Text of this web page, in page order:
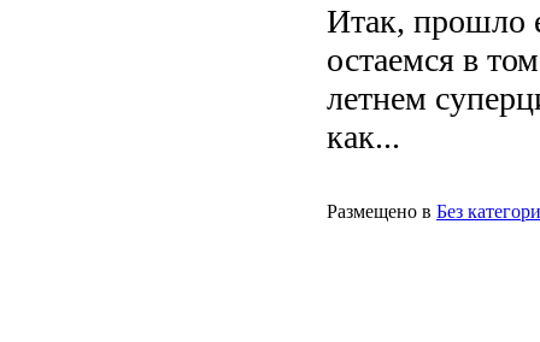
Итак, прошло
остаемся в
летнем
как...
Размещено в Без